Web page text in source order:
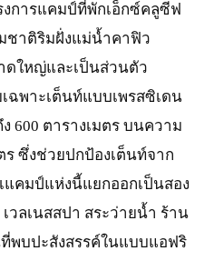
การแคมป์ที่พักเอ็กซ์คลูซีฟ
ชาติริมฝั่งแม่น้ำคาฟิว
ใหญ่และเป็นส่วนตัว
ฉพาะเต็นท์แบบเพรสซิเดน
600 ตารางเมตร บนความ
ร ซึ่งช่วยปกป้องเต็นท์จาก
แคมป์แห่งนี้แยกออกเป็นสอง
วลเนสสปา สระว่ายน้ำ ร้าน
พบปะสังสรรค์ในแบบแอฟริ